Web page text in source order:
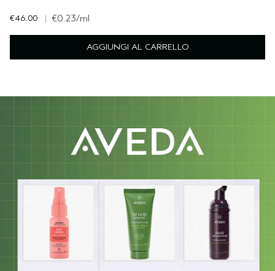
€46.00 | €0.23/ml
AGGIUNGI AL CARRELLO